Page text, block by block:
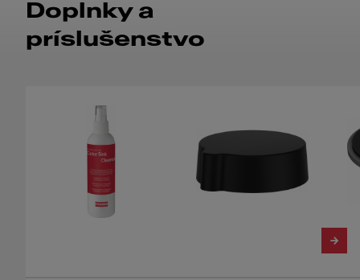
Doplnky a
príslušenstvo